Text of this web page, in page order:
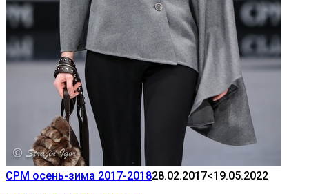
CPM осень-зима 2017-201828.02.2017<19.05.2022